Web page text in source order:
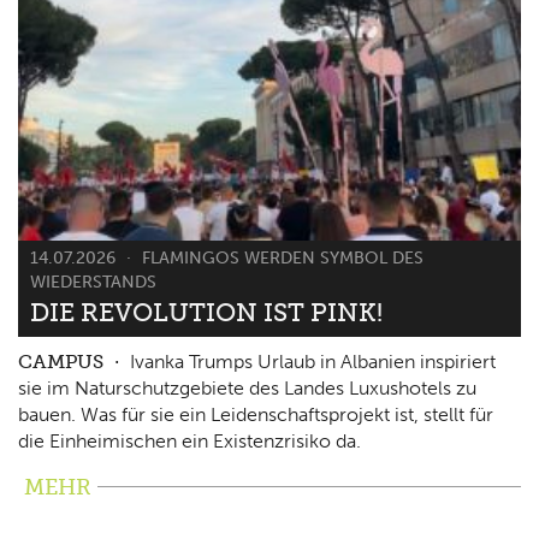
14.07.2026
FLAMINGOS WERDEN SYMBOL DES
WIEDERSTANDS
DIE REVOLUTION IST PINK!
CAMPUS
Ivanka Trumps Urlaub in Albanien inspiriert
sie im Naturschutzgebiete des Landes Luxushotels zu
bauen. Was für sie ein Leidenschaftsprojekt ist, stellt für
die Einheimischen ein Existenzrisiko da.
MEHR